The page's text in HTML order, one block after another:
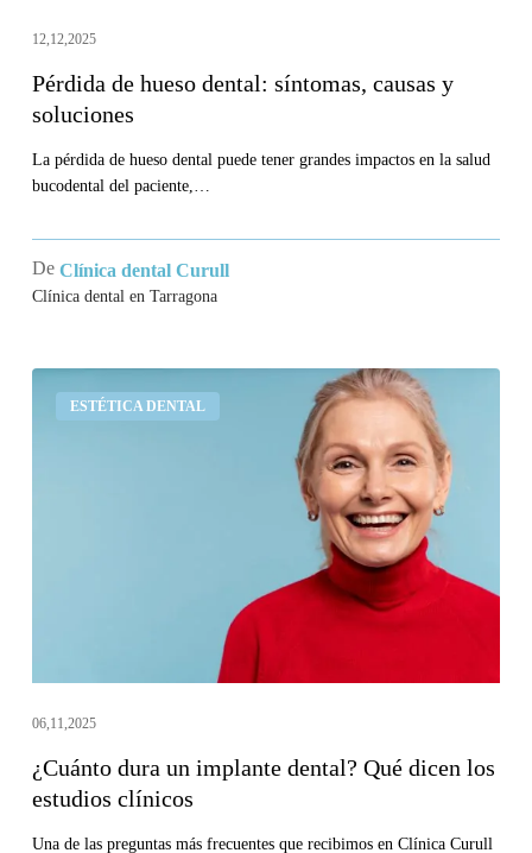
12,12,2025
Pérdida de hueso dental: síntomas, causas y
soluciones
La pérdida de hueso dental puede tener grandes impactos en la salud
bucodental del paciente,…
De Clínica dental Curull
Clínica dental en Tarragona
ESTÉTICA DENTAL
clínicos
06,11,2025
¿Cuánto dura un implante dental? Qué dicen los
estudios clínicos
Una de las preguntas más frecuentes que recibimos en Clínica Curull